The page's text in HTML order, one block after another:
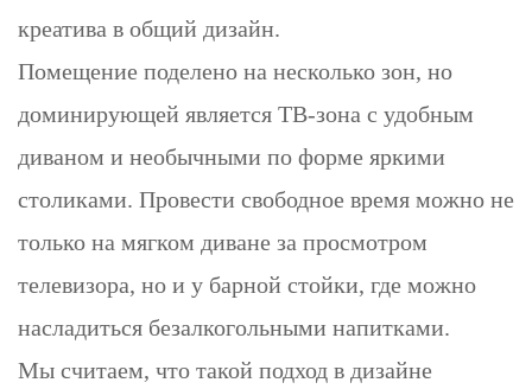
креатива в общий дизайн.
Помещение поделено на несколько зон, но
доминирующей является ТВ-зона с удобным
диваном и необычными по форме яркими
столиками. Провести свободное время можно не
только на мягком диване за просмотром
телевизора, но и у барной стойки, где можно
насладиться безалкогольными напитками.
Мы считаем, что такой подход в дизайне